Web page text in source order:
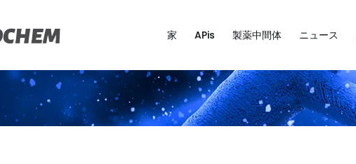
家 APis 製薬中間体 ニュース